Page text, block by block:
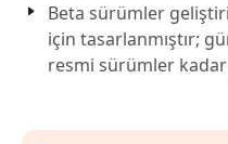
Beta sürümler
için tasarlanmıştır;
resmi sürümler